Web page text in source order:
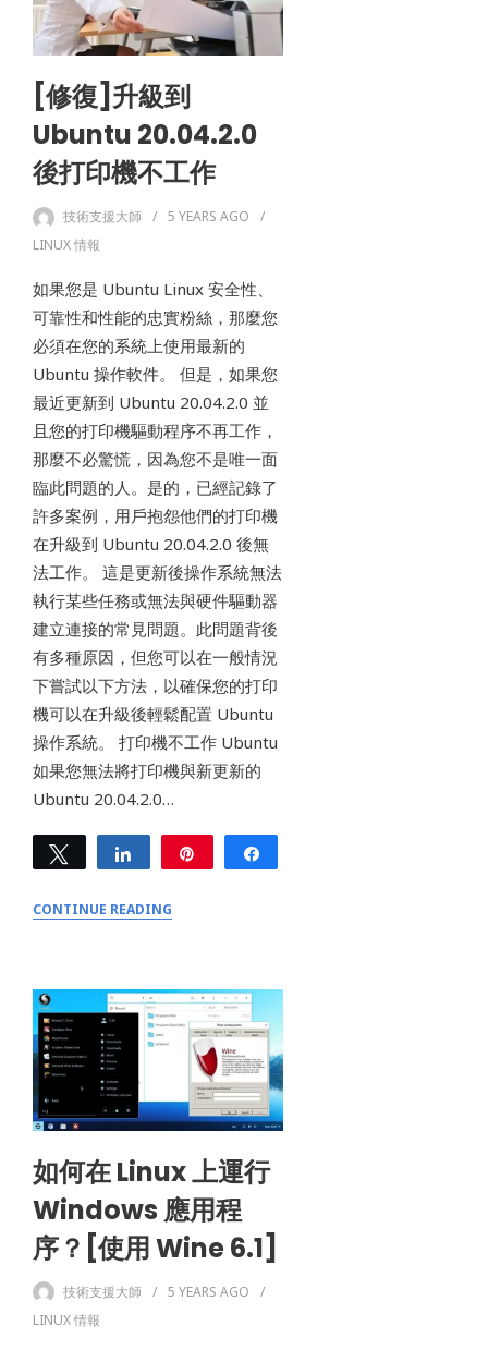
[修復]升級到
Ubuntu 20.04.2.0
後打印機不工作
技術支援大師 5 YEARS AGO
LINUX 情報
如果您是 Ubuntu Linux 安全性、
可靠性和性能的忠實粉絲，那麼您
必須在您的系統上使用最新的
Ubuntu 操作軟件。 但是，如果您
最近更新到 Ubuntu 20.04.2.0 並
且您的打印機驅動程序不再工作，
那麼不必驚慌，因為您不是唯一面
臨此問題的人。是的，已經記錄了
許多案例，用戶抱怨他們的打印機
在升級到 Ubuntu 20.04.2.0 後無
法工作。 這是更新後操作系統無法
執行某些任務或無法與硬件驅動器
建立連接的常見問題。此問題背後
有多種原因，但您可以在一般情況
下嘗試以下方法，以確保您的打印
機可以在升級後輕鬆配置 Ubuntu
操作系統。 打印機不工作 Ubuntu
如果您無法將打印機與新更新的
Ubuntu 20.04.2.0…
Tweet Share
CONTINUE READING
如何在 Linux 上運行
Windows 應用程
序？[使用 Wine 6.1]
技術支援大師 5 YEARS AGO
LINUX 情報